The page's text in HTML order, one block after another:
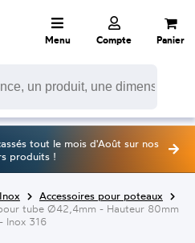
Menu Compte Panier
tout le mois d'Août sur nos
produits !
Inox
Accessoires pour poteaux
tube Ø42,4mm - Hauteur 80mm
Inox 316